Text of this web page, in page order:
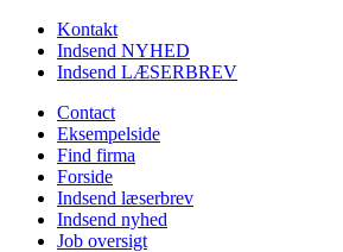
Kontakt
Indsend NYHED
Indsend LÆSERBREV
Contact
Eksempelside
Find firma
Forside
Indsend læserbrev
Indsend nyhed
Job oversigt